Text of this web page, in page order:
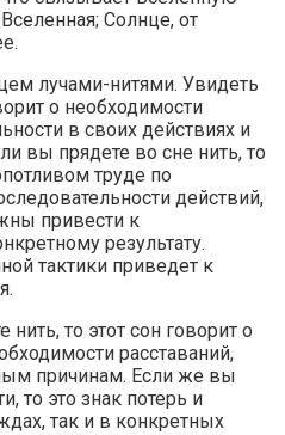
Солнце, от
лучами-нитями. Увидеть
о необходимости
в своих действиях и
вы прядете во сне нить, то
труде по
действий,
привести к
результату.
тактики приведет к
то этот сон говорит о
расставаний,
причинам. Если же вы
то это знак потерь и
так и в конкретных